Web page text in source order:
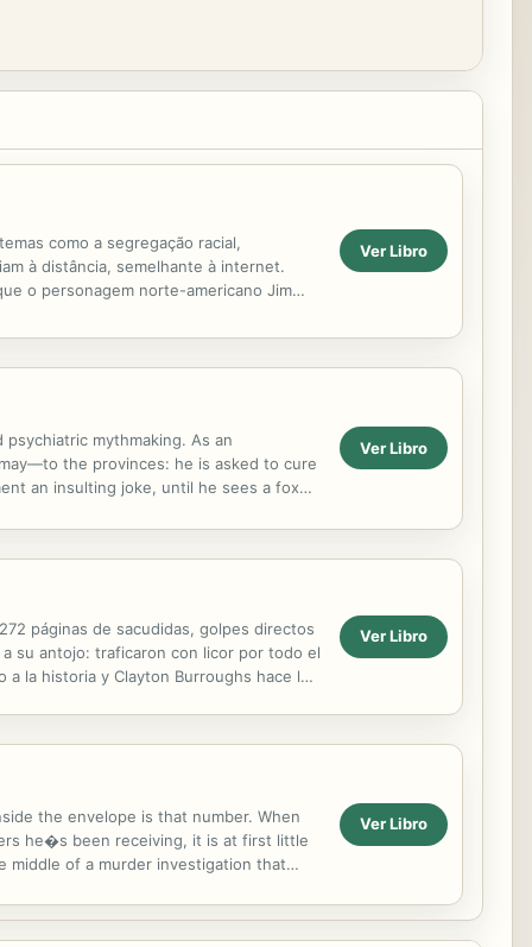
como a segregação racial,
à distância, semelhante à internet.
o personagem norte-americano Jim
Ver Libro
mythmaking. As an
the provinces: he is asked to cure
an insulting joke, until he sees a fox
Ver Libro
272 páginas de sacudidas, golpes directos
su antojo: traficaron con licor por todo el
la historia y Clayton Burroughs hace lo
Ver Libro
the envelope is that number. When
he�s been receiving, it is at first little
middle of a murder investigation that
Ver Libro